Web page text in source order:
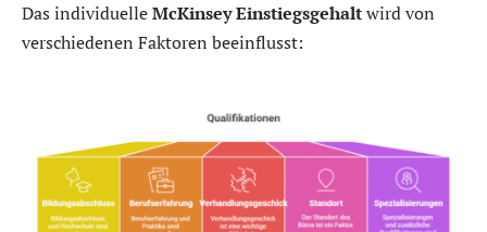
Das individuelleMcKinsey Einstiegsgehaltwird von
verschiedenen Faktoren beeinflusst: